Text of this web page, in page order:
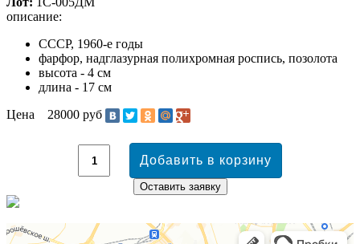
описание:
CCCР, 1960-е годы
фарфор, надглазурная полихромная роспись, позолота
высота - 4 см
длина - 17 см
Цена
28000 руб